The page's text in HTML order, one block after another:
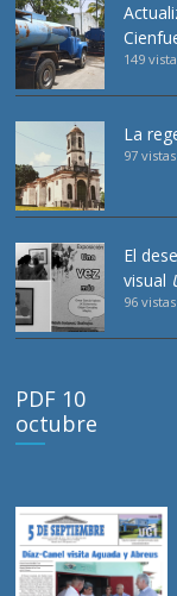
149
La
97 vistas
El
visual
96 vistas
PDF 10
octubre